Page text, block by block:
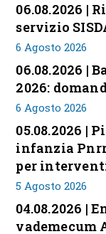
06.08.2026 |
servizio
6 Agosto 2026
06.08.2026 |
2026:
6 Agosto 2026
05.08.2026 |
infanzia
per
5 Agosto 2026
04.08.2026 |
vademecum